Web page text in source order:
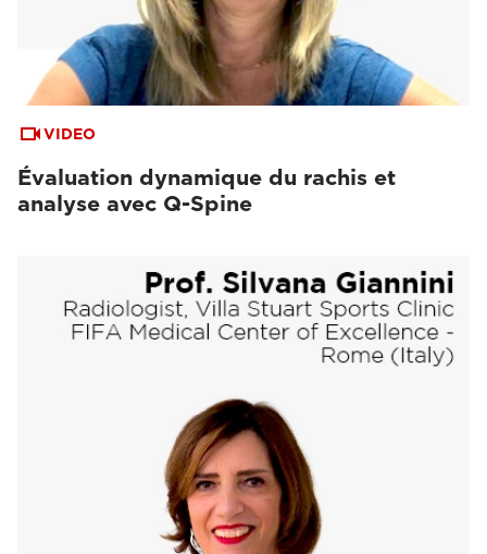
VIDEO
Évaluation dynamique du rachis et
analyse avec Q-Spine